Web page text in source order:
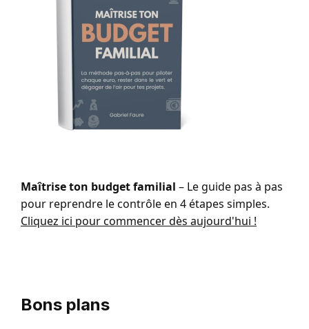
Maîtrise ton budget familial – Le guide pas à pas
pour reprendre le contrôle en 4 étapes simples.
Cliquez ici pour commencer dès aujourd'hui !
Bons plans